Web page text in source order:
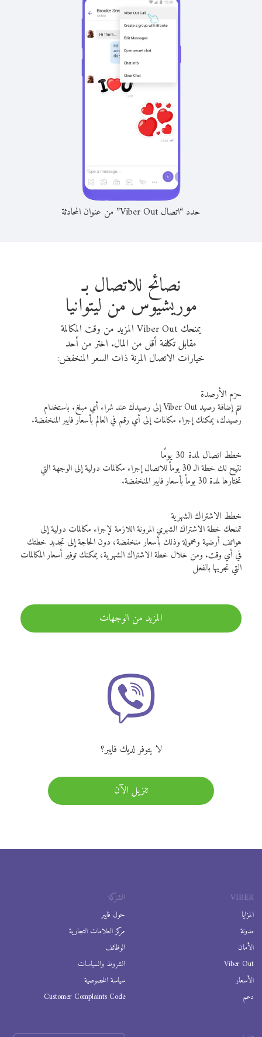
حدد “اتصال Viber Out” من عنوان المحادثة
نصائح للاتصال بـ
موريشيوس من ليتوانيا
يمنحك Viber Out المزيد من وقت المكالمة
مقابل تكلفة أقل من المال. اختر من أحد
خيارات الاتصال المرنة ذات السعر المنخفض:
حزم الأرصدة
تتم إضافة رصيد Viber Out إلى رصيدك عند شراء أي مبلغ. باستخدام
رصيدك، يمكنك إجراء مكالمات إلى أي رقم في العالم بأسعار فايبر المنخفضة.
خطط اتصال لمدة 30 يومًا
تتيح لك خطة الـ 30 يوماً للاتصال إجراء مكالمات دولية إلى الوجهة التي
تختارها لمدة 30 يوماً بأسعار فايبر المنخفضة.
خطط الاشتراك الشهرية
تمنحك خطة الاشتراك الشهري المرونة اللازمة لإجراء مكالمات دولية إلى
هواتف أرضية ومحمولة وذلك بأسعار منخفضة، دون الحاجة إلى تجديد خطتك
في أي وقت. ومن خلال خطة الاشتراك الشهرية، يمكنك توفير أسعار المكالمات
التي تجريها بالفعل
المزيد من الوجهات
لا يتوفر لديك فايبر؟
تنزيل الآن
VIBER
المزايا
مدونة
الأمان
Viber Out
الأسعار
دعم
الشركة
حول فايبر
مركز العلامات التجارية
الوظائف
الشروط والسياسات
سياسة الخصوصية
Customer Complaints Code